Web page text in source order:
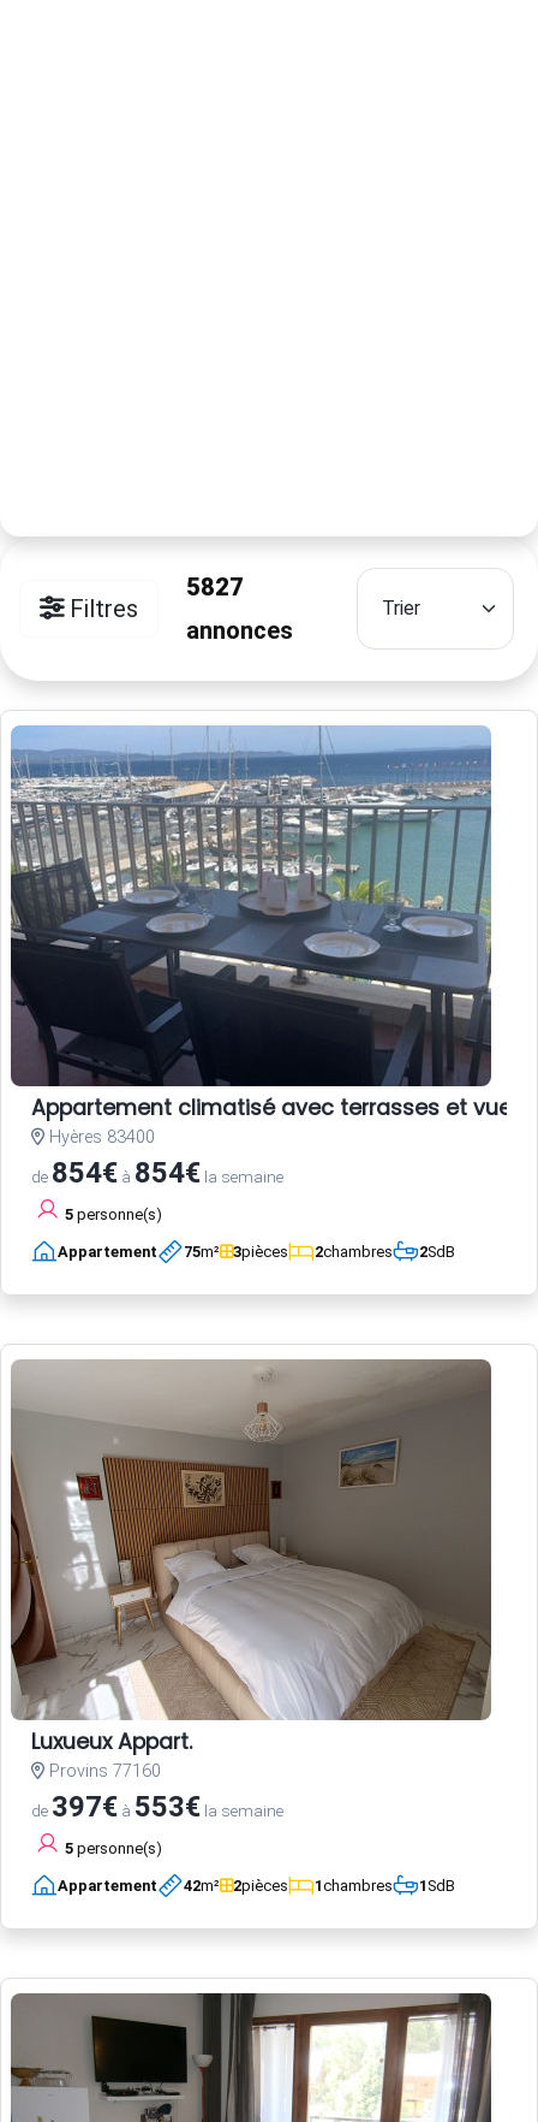
Filtres
5827
annonces
Appartement climatisé avec terrasses et vue
Hyères 83400
de 854€ à 854€ la semaine
5 personne(s)
Appartement 75m² 3pièces 2chambres 2SdB
Luxueux Appart.
Provins 77160
de 397€ à 553€ la semaine
5 personne(s)
Appartement 42m² 2pièces 1chambres 1SdB